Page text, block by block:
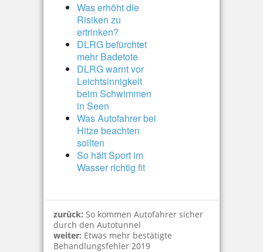
Was erhöht die
Risiken zu
ertrinken?
DLRG befürchtet
mehr Badetote
DLRG warnt vor
Leichtsinnigkeit
beim Schwimmen
in Seen
Was Autofahrer bei
Hitze beachten
sollten
So hält Sport im
Wasser richtig fit
zurück: So kommen Autofahrer sicher
durch den Autotunnel
weiter: Etwas mehr bestätigte
Behandlungsfehler 2019